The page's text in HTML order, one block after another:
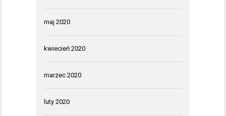
maj 2020
kwiecień 2020
marzec 2020
luty 2020